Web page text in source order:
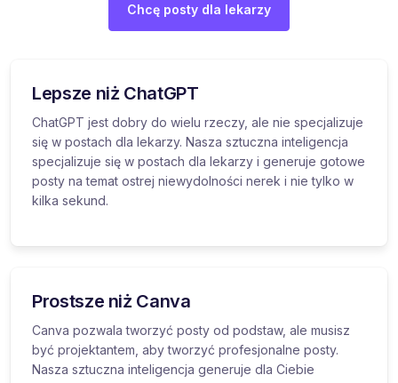
Chcę posty dla lekarzy
Lepsze niż ChatGPT
ChatGPT jest dobry do wielu rzeczy, ale nie specjalizuje
się w postach dla lekarzy. Nasza sztuczna inteligencja
specjalizuje się w postach dla lekarzy i generuje gotowe
posty na temat ostrej niewydolności nerek i nie tylko w
kilka sekund.
Prostsze niż Canva
Canva pozwala tworzyć posty od podstaw, ale musisz
być projektantem, aby tworzyć profesjonalne posty.
Nasza sztuczna inteligencja generuje dla Ciebie